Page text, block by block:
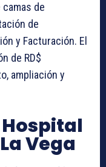
de
de
y Facturación. El
de RD$
ampliación y
Vega